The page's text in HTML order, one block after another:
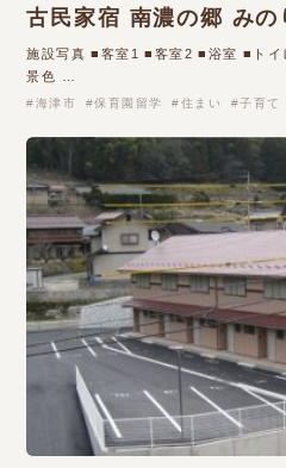
古民家宿 南濃の郷 みの
施設写真 ■客室1 ■客室2 ■浴室 ■ト
景色 …
海津市 保育園留学 住まい 子育て